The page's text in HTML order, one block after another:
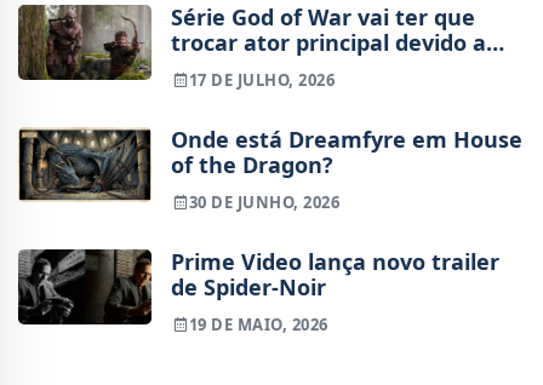
Série God of War vai ter que
trocar ator principal devido a
lesão
17 DE JULHO, 2026
Onde está Dreamfyre em House
of the Dragon?
30 DE JUNHO, 2026
Prime Video lança novo trailer
de Spider-Noir
19 DE MAIO, 2026